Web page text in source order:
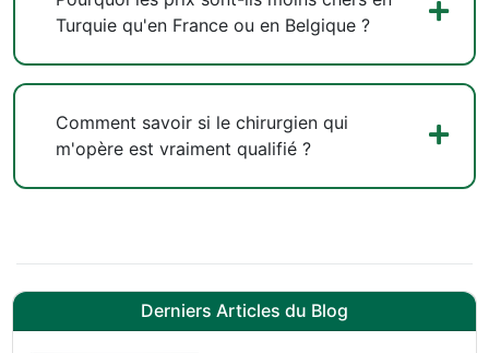
Turquie qu'en France ou en Belgique ?
Comment savoir si le chirurgien qui
m'opère est vraiment qualifié ?
Derniers Articles du Blog